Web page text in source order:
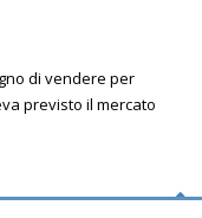
di vendere per
previsto il mercato